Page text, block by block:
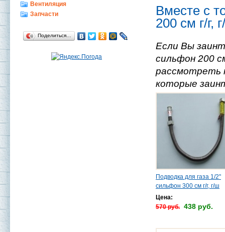
Вентиляция
Запчасти
Поделиться…
Вместе с
200 см г/г,
Если Вы
сильфон 200
рассмотреть
которые
Подводка для газа 1/2"
сильфон 300 см г/г, г/ш
Цена:
570 руб. 438 руб.